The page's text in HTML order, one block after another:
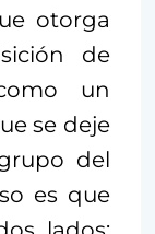
otorga
de
un
se deje
del
es que